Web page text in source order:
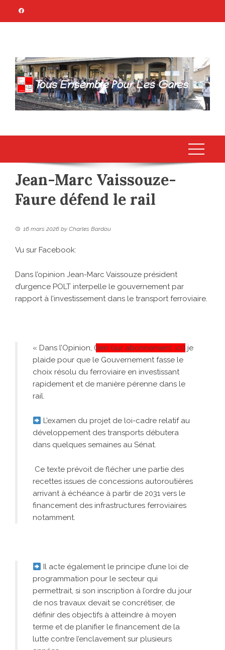
TOUS ENSEMBLE
POUR LES GARES
Association Citoyenne
Jean-Marc Vaissouze-
Faure défend le rail
16 mars 2026 by Charles Bardou
Vu sur Facebook:
Dans l’opinion Jean-Marc Vaissouze président
d’urgence POLT interpelle le gouvernement par
rapport à l’investissement dans le transport ferroviaire.
« Dans l’Opinion, (lien (sur abonnement ici) je
plaide pour que le Gouvernement fasse le
choix résolu du ferroviaire en investissant
rapidement et de manière pérenne dans le
rail.
L’examen du projet de loi-cadre relatif au
développement des transports débutera
dans quelques semaines au Sénat.
Ce texte prévoit de flécher une partie des
recettes issues de concessions autoroutières
arrivant à échéance à partir de 2031 vers le
financement des infrastructures ferroviaires
notamment.
Il acte également le principe d’une loi de
programmation pour le secteur qui
permettrait, si son inscription à l’ordre du jour
de nos travaux devait se concrétiser, de
définir des objectifs à atteindre à moyen
terme et de planifier le financement de la
lutte contre l’enclavement sur plusieurs